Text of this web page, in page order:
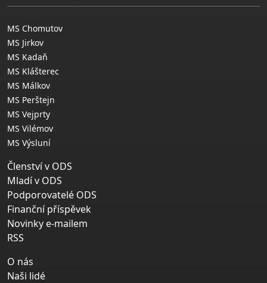
MS Chomutov
MS Jirkov
MS Kadaň
MS Klášterec
MS Málkov
MS Perštejn
MS Vejprty
MS Vilémov
MS Výsluní
Členství v ODS
Mladí v ODS
Podporovatelé ODS
Finanční příspěvek
Novinky e-mailem
RSS
O nás
Naši lidé